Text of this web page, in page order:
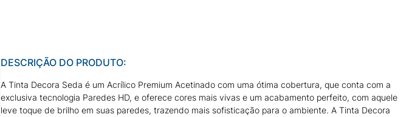
DESCRIÇÃO DO PRODUTO:
A Tinta Decora Seda é um Acrílico Premium Acetinado com uma ótima cobertura, que conta com a
exclusiva tecnologia Paredes HD, e oferece cores mais vivas e um acabamento perfeito, com aquele
leve toque de brilho em suas paredes, trazendo mais sofisticação para o ambiente. A Tinta Decora